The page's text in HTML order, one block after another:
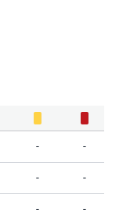
- -
- -
- -